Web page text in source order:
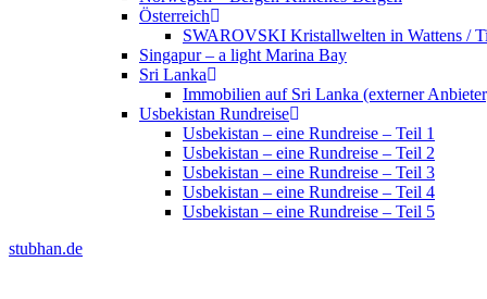
Österreich
SWAROVSKI Kristallwelten in Wattens /
Singapur – a light Marina Bay
Sri Lanka
Immobilien auf Sri Lanka (externer
Usbekistan Rundreise
Usbekistan – eine Rundreise – Teil 1
Usbekistan – eine Rundreise – Teil 2
Usbekistan – eine Rundreise – Teil 3
Usbekistan – eine Rundreise – Teil 4
Usbekistan – eine Rundreise – Teil 5
stubhan.de